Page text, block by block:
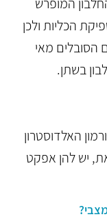
הכליות ולכן
הסובלים מאי
בשתן.
האלדוסטרון
יש להן אפקט